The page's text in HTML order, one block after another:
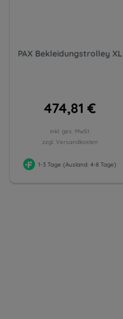
PAX Bekleidungstrolley XL
474,81 €
inkl. ges. MwSt.
zzgl. Versandkosten
1-3 Tage (Ausland: 4-8 Tage)